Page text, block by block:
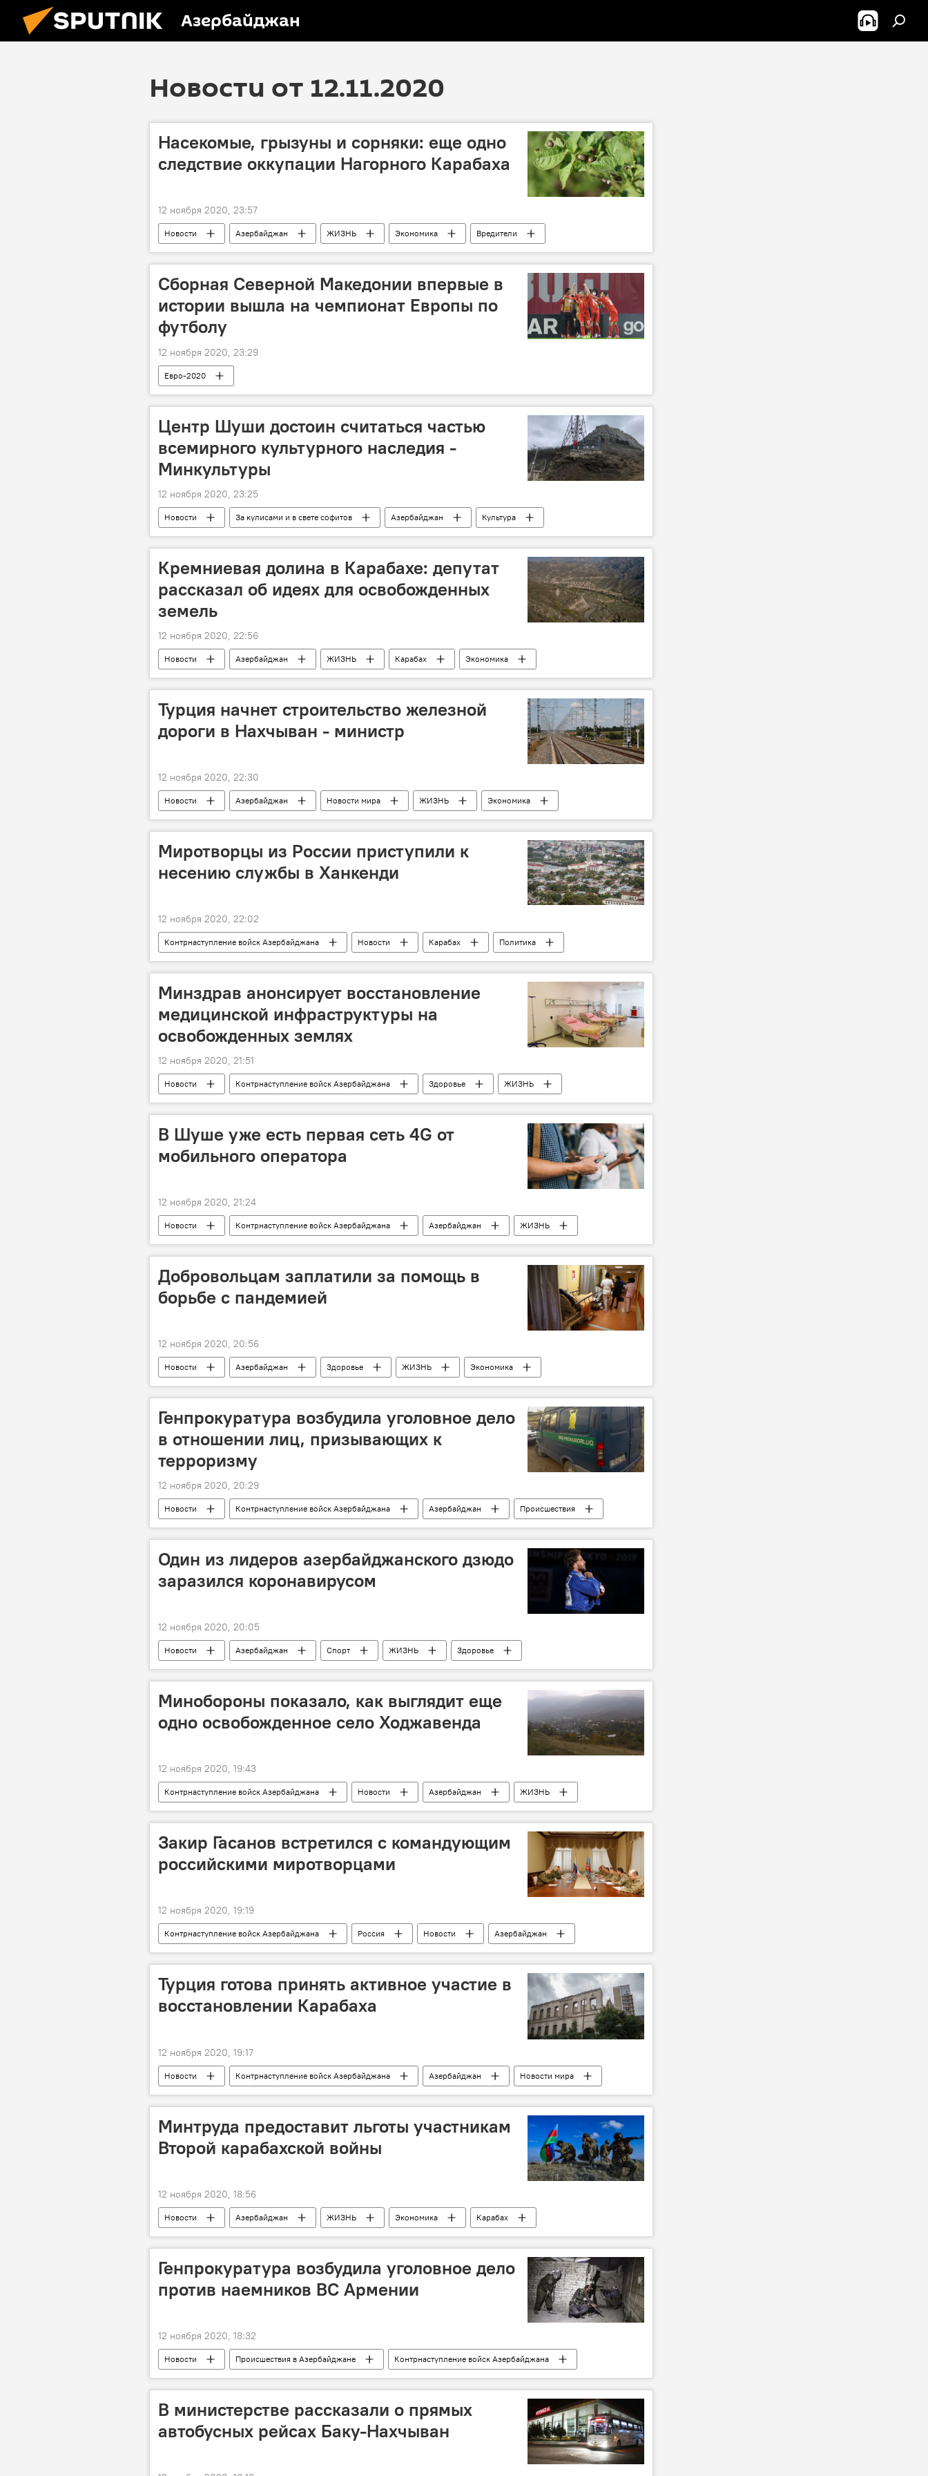
Азербайджан
Новости от 12.11.2020
Насекомые, грызуны и сорняки: еще одно
следствие оккупации Нагорного Карабаха
12 ноября 2020, 23:57
Новости Азербайджан ЖИЗНЬ Экономика
Вредители
Насекомые
грызуны сорняк Фитосанитарный контроль
Сборная Северной Македонии впервые в
истории вышла на чемпионат Европы по
футболу
12 ноября 2020, 23:29
Евро-2020
Центр Шуши достоин считаться частью
всемирного культурного наследия -
Минкультуры
12 ноября 2020, 23:25
Новости За кулисами и в свете софитов Азербайджан
Культура
ЖИЗНЬ
Политика Карабах Шуша
Министерство культуры АР
Кремниевая долина в Карабахе: депутат
рассказал об идеях для освобожденных
земель
12 ноября 2020, 22:56
Новости Азербайджан ЖИЗНЬ Карабах
Экономика
Захид Орудж
развитие
Турция начнет строительство железной
дороги в Нахчыван - министр
12 ноября 2020, 22:30
Новости Азербайджан Новости мира ЖИЗНЬ
Экономика
Политика
Турция Нахчыван Железная дорога строительство
Миротворцы из России приступили к
несению службы в Ханкенди
12 ноября 2020, 22:02
Контрнаступление войск Азербайджана Новости Карабах
Политика
Россия
Россия миротворцы Ханкенди
Минздрав анонсирует восстановление
медицинской инфраструктуры на
освобожденных землях
12 ноября 2020, 21:51
Новости Контрнаступление войск Азербайджана Здоровье
ЖИЗНЬ
Азербайджан
Карабах Огтай Ширалиев Министерство здравоохранения АР
В Шуше уже есть первая сеть 4G от
мобильного оператора
12 ноября 2020, 21:24
Новости Контрнаступление войск Азербайджана Азербайджан
ЖИЗНЬ
ТЕХНОЛОГИИ
Экономика Шуша Мобильная связь Сеть
Добровольцам заплатили за помощь в
борьбе с пандемией
12 ноября 2020, 20:56
Новости Азербайджан Здоровье ЖИЗНЬ
Экономика
Коронавирус
Добровольцы Выплаты Медицинские учреждения
Генпрокуратура возбудила уголовное дело
в отношении лиц, призывающих к
терроризму
12 ноября 2020, 20:29
Новости Контрнаступление войск Азербайджана Азербайджан
Происшествия
ЖИЗНЬ
Политика Генеральная прокуратура АР
Уголовное дело
Один из лидеров азербайджанского дзюдо
заразился коронавирусом
12 ноября 2020, 20:05
Новости Азербайджан Спорт ЖИЗНЬ
Здоровье
Хидаят Гейдаров
Коронавирус дзюдо лидер
Минобороны показало, как выглядит еще
одно освобожденное село Ходжавенда
12 ноября 2020, 19:43
Контрнаступление войск Азербайджана Новости Азербайджан
ЖИЗНЬ
Политика
Карабах Министерство обороны АР Ходжавенд
Закир Гасанов встретился с командующим
российскими миротворцами
12 ноября 2020, 19:19
Контрнаступление войск Азербайджана Россия Новости
Азербайджан
ЖИЗНЬ
Политика Карабах Министерство обороны АР
миротворцы
Турция готова принять активное участие в
восстановлении Карабаха
12 ноября 2020, 19:17
Новости Контрнаступление войск Азербайджана Азербайджан
Новости мира
ЖИЗНЬ
Политика Карабах Экономика
Турция
Минтруда предоставит льготы участникам
Второй карабахской войны
12 ноября 2020, 18:56
Новости Азербайджан ЖИЗНЬ Экономика
Карабах
Министерство труда и социальной защиты населения АР
Льготы
Ветераны
Генпрокуратура возбудила уголовное дело
против наемников ВС Армении
12 ноября 2020, 18:32
Новости Происшествия в Азербайджане
Контрнаступление войск Азербайджана
Азербайджан
Происшествия ЖИЗНЬ
Карабах
В министерстве рассказали о прямых
автобусных рейсах Баку-Нахчыван